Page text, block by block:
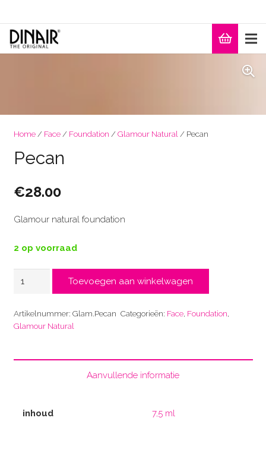
Home/ Face/ Foundation /Glamour Natural/ Pecan
Pecan
€28.00
Glamour natural foundation
2 op voorraad
Toevoegen aan winkelwagen
Artikelnummer: Glam.Pecan Categorieën: Face, Foundation,
Glamour Natural
Aanvullende informatie
inhoud 7,5 ml